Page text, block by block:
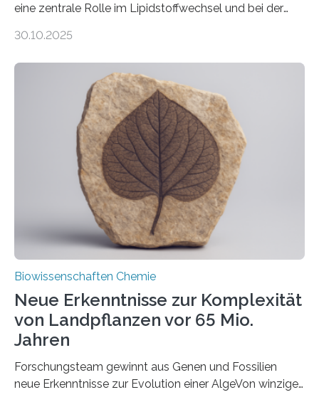
eine zentrale Rolle im Lipidstoffwechsel und bei der
erfüllen können, müssen zahlreiche Enzyme präzise in
der Ruhr-Universität Bochum um Prof. Dr. Ralf Erdmann
und Dr. Ismaila Francis Yusuf hat nun einen bislang
unbekannten Qualitätskontrollmechanismus des
peroxisomalen Proteintransports in der Bäckerhefe
Saccharomyces cerevisiae entdeckt, der für die
Funktionsfähigkeit der Organellen entscheidend ist. Die
Studie wurde am 28. Oktober 2025 in der
Fachzeitschrift…
30.10.2025
Biowissenschaften Chemie
Neue Erkenntnisse zur Komplexität
von Landpflanzen vor 65 Mio.
Jahren
Forschungsteam gewinnt aus Genen und Fossilien
neue Erkenntnisse zur Evolution einer AlgeVon winzigen